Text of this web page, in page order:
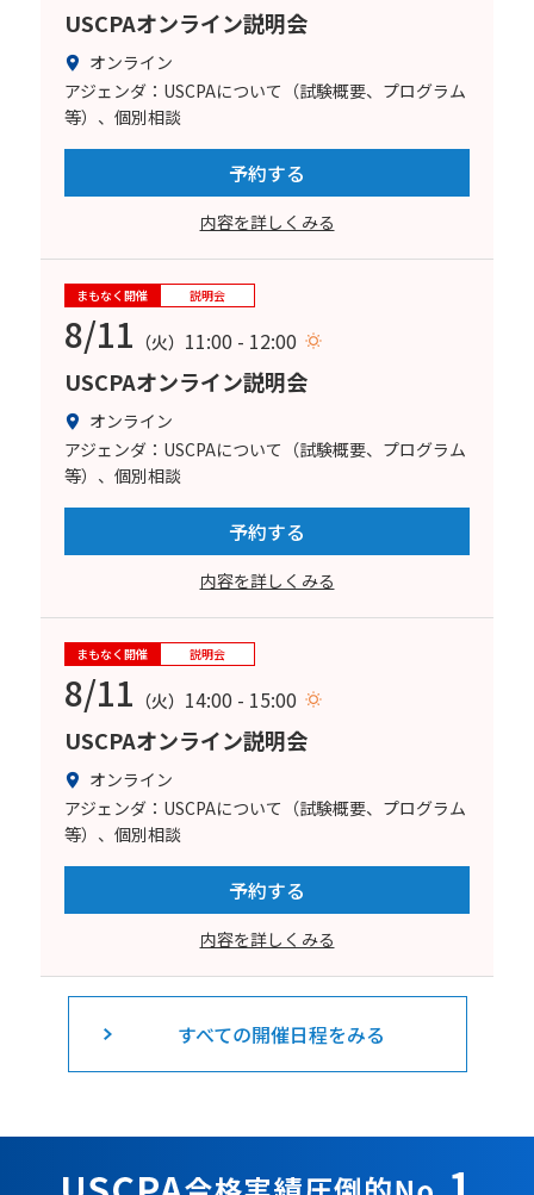
USCPAオンライン説明会
オンライン
アジェンダ：USCPAについて（試験概要、プログラム
等）、個別相談
予約する
内容を詳しくみる
まもなく開催 説明会
8/11 （火） 11:00 - 12:00
USCPAオンライン説明会
オンライン
アジェンダ：USCPAについて（試験概要、プログラム
等）、個別相談
予約する
内容を詳しくみる
まもなく開催 説明会
8/11 （火） 14:00 - 15:00
USCPAオンライン説明会
オンライン
アジェンダ：USCPAについて（試験概要、プログラム
等）、個別相談
予約する
内容を詳しくみる
すべての開催日程をみる